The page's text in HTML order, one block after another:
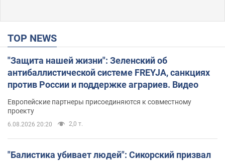
TOP NEWS
"Защита нашей жизни": Зеленский об
антибаллистической системе FREYJA, санкциях
против России и поддержке аграриев. Видео
Европейские партнеры присоединяются к совместному
проекту
6.08.2026 20:20 2,0 т.
"Балистика убивает людей": Сикорский призвал